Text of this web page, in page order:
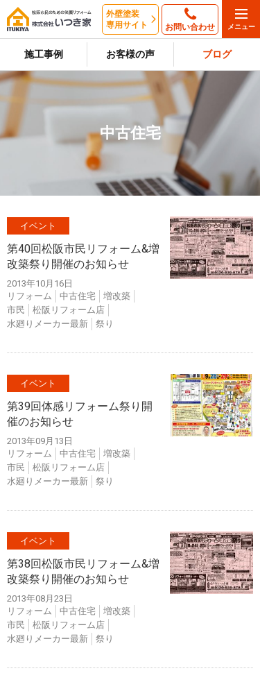
外壁塗装
専用サイト
お問い合わせ
施工事例 お客様の声 ブログ
中古住宅
イベント
第40回松阪市民リフォーム&増
改築祭り開催のお知らせ
2013年10月16日
リフォーム
中古住宅
増改築
市民
松阪リフォーム店
水廻りメーカー最新
祭り
イベント
第39回体感リフォーム祭り開
催のお知らせ
2013年09月13日
リフォーム
中古住宅
増改築
市民
松阪リフォーム店
水廻りメーカー最新
祭り
イベント
第38回松阪市民リフォーム&増
改築祭り開催のお知らせ
2013年08月23日
リフォーム
中古住宅
増改築
市民
松阪リフォーム店
水廻りメーカー最新
祭り